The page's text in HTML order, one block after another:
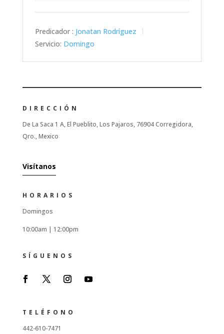
Predicador : Jonatan Rodríguez
Servicio: Domingo
DIRECCIÓN
De La Saca 1 A, El Pueblito, Los Pajaros, 76904 Corregidora,
Qro., Mexico
Visítanos
HORARIOS
Domingos
10:00am | 12:00pm
SÍGUENOS
TELÉFONO
442-610-7471